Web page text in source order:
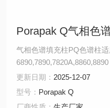
Porapak Q气相色
气相色谱填充柱PQ色谱柱
GC-2030；赛默飞1310，布
气，炼厂气，天然气，过氧
更新日期： 2025-12-07
型号： Porapak Q